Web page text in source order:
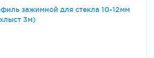
зажимной для стекла 10-12мм
3м)